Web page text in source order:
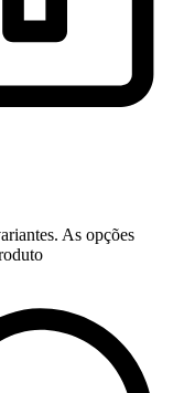
As opções